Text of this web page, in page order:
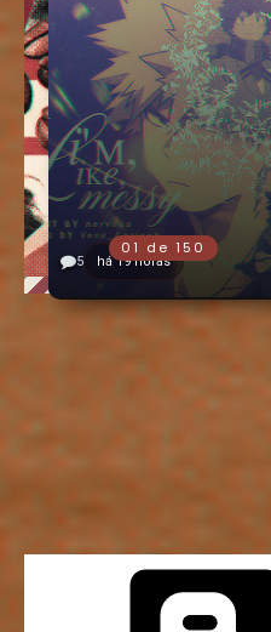
5 há 19 horas